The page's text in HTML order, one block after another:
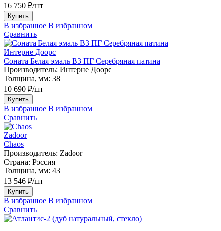
16 750 ₽/шт
Купить
В избранное В избранном
Сравнить
Интерне Доорс
Соната Белая эмаль В3 ПГ Серебряная патина
Производитель: Интерне Доорс
Толщина, мм: 38
10 690 ₽/шт
Купить
В избранное В избранном
Сравнить
Zadoor
Chaos
Производитель: Zadoor
Страна: Россия
Толщина, мм: 43
13 546 ₽/шт
Купить
В избранное В избранном
Сравнить